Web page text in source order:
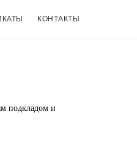
КОНТАКТЫ
подкладом и